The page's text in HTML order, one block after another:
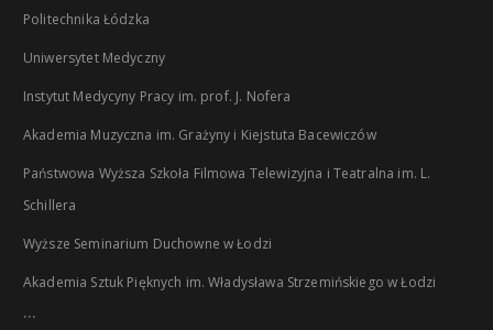
Politechnika Łódzka
Uniwersytet Medyczny
Instytut Medycyny Pracy im. prof. J. Nofera
Akademia Muzyczna im. Grażyny i Kiejstuta Bacewiczów
Państwowa Wyższa Szkoła Filmowa Telewizyjna i Teatralna im. L.
Schillera
Wyższe Seminarium Duchowne w Łodzi
Akademia Sztuk Pięknych im. Władysława Strzemińskiego w Łodzi
...